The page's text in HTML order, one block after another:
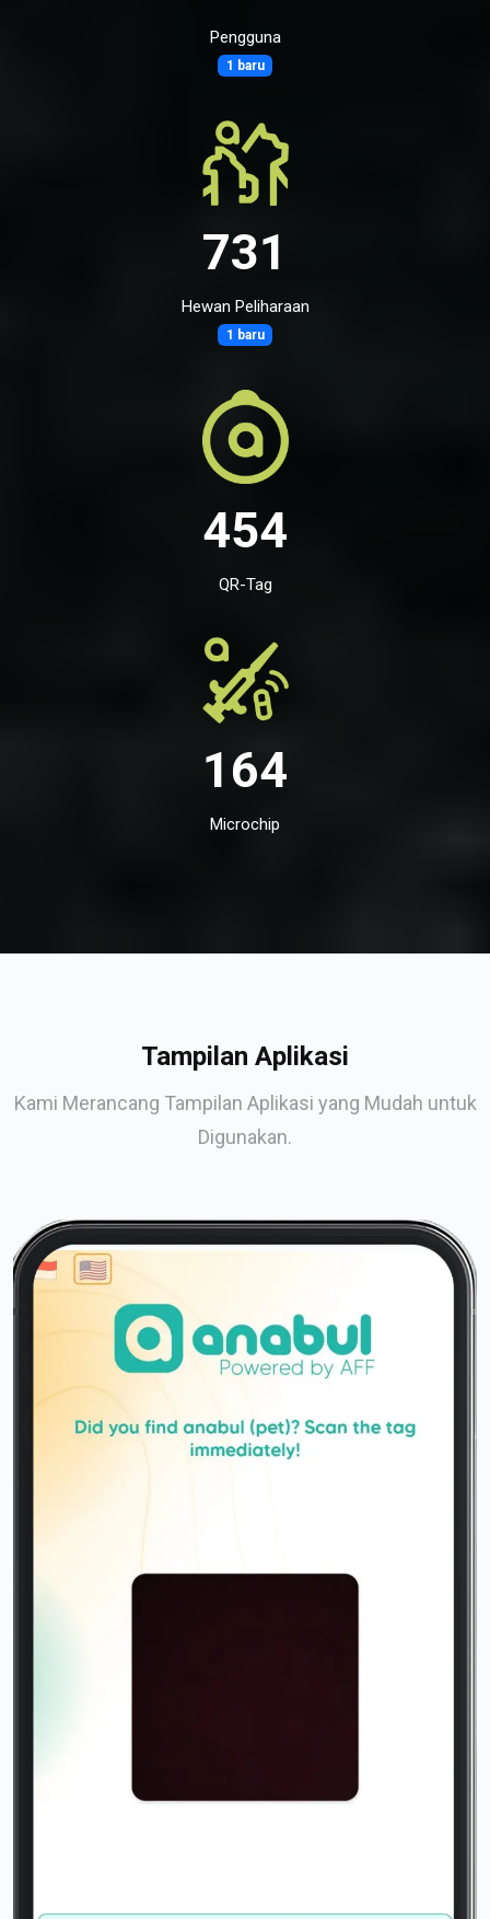
Pengguna
1 baru
731
Hewan Peliharaan
1 baru
454
QR-Tag
164
Microchip
Tampilan Aplikasi
Kami Merancang Tampilan Aplikasi yang Mudah untuk
Digunakan.